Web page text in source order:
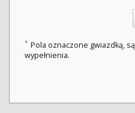
* Pola oznaczone gwiazdką,
wypełnienia.